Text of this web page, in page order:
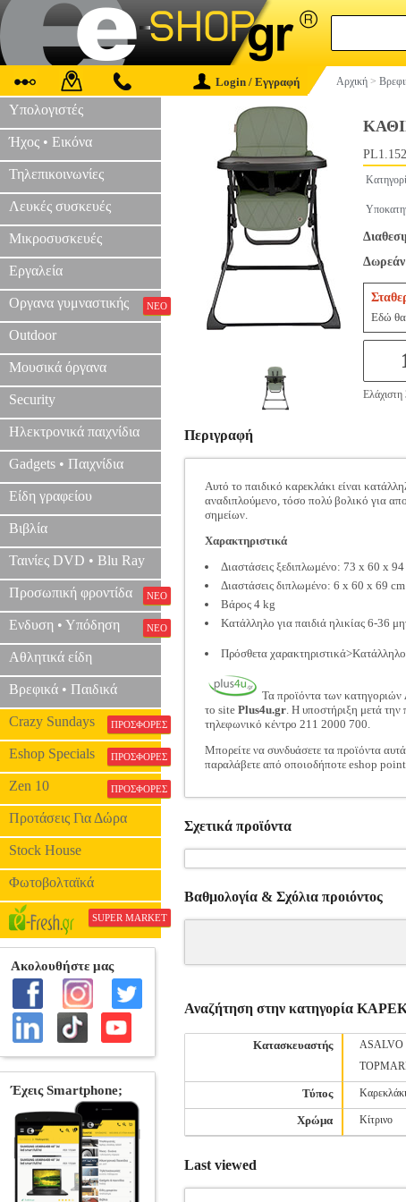
Login / Εγγραφή Αρχική >
Υπολογιστές
Ήχος • Εικόνα
Τηλεπικοινωνίες
Λευκές συσκευές
Μικροσυσκευές
Εργαλεία
Οργανα γυμναστικής ΝΕΟ
Outdoor
Μουσικά όργανα
Security
Ηλεκτρονικά παιχνίδια
Gadgets • Παιχνίδια
Είδη γραφείου
Βιβλία
Ταινίες DVD • Blu Ray
Προσωπική φροντίδα ΝΕΟ
Ενδυση • Υπόδηση ΝΕΟ
Αθλητικά είδη
Βρεφικά • Παιδικά
Crazy Sundays ΠΡΟΣΦΟΡΕΣ
Eshop Specials ΠΡΟΣΦΟΡΕΣ
Zen 10 ΠΡΟΣΦΟΡΕΣ
Προτάσεις Για Δώρα
Stock House
Φωτοβολταϊκά
SUPER MARKET
Δωρεάν
Εδώ θα
Περιγραφή
Αυτό το παιδικό καρεκλάκι είναι
αναδιπλούμενο, τόσο πολύ βολικό για
σημείων.
Χαρακτηριστικά
Διαστάσεις ξεδιπλωμένο: 73 x 60 x
Διαστάσεις διπλωμένο: 6 x 60 x 69 cm
Βάρος 4 kg
Κατάλληλο για παιδιά ηλικίας 6-36
Πρόσθετα
Τα προϊόντα των κατηγοριών
το site Plus4u.gr. Η υποστήριξη μετά την
τηλεφωνικό κέντρο 211 2000 700.
Μπορείτε να συνδυάσετε τα προϊόντα
παραλάβετε από οποιοδήποτε eshop
Σχετικά προϊόντα
Βαθμολογία & Σχόλια προιόντος
Αναζήτηση στην κατηγορία
Κατασκευαστής ASALVO
Τύπος
Χρώμα Κίτρινο
Last viewed